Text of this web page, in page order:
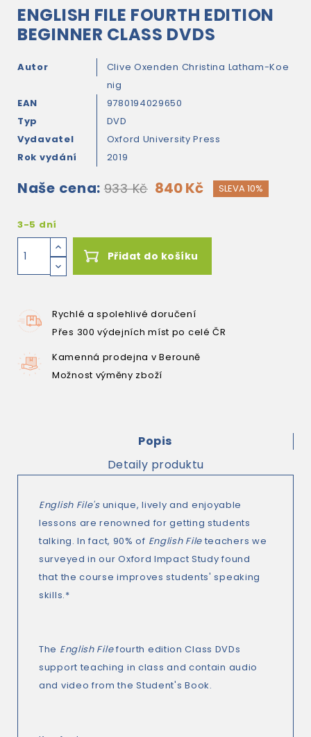
ENGLISH FILE FOURTH EDITION
BEGINNER CLASS DVDS
Autor Clive Oxenden Christina Latham-Koe
nig
EAN
9780194029650
Typ
DVD
Vydavatel
Oxford University Press
Rok vydání
2019
Naše cena: 933 Kč 840 Kč SLEVA 10%
3-5 dní
Přidat do košíku
Rychlé a spolehlivé doručení
Přes 300 výdejních míst po celé ČR
Kamenná prodejna v Berouně
Možnost výměny zboží
Popis
Detaily produktu
English File'sunique, lively and enjoyable
lessons are renowned for getting students
talking. In fact, 90% of English Fileteachers we
surveyed in our Oxford Impact Study found
that the course improves students' speaking
skills.*
The English Filefourth edition Class DVDs
support teaching in class and contain audio
and video from the Student's Book.